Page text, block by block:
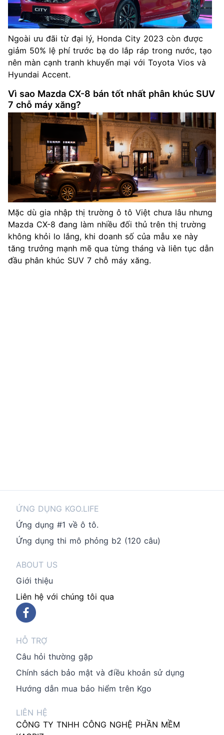
Ngoài ưu đãi từ đại lý, Honda City 2023 còn được
giảm 50% lệ phí trước bạ do lắp ráp trong nước, tạo
nên màn cạnh tranh khuyến mại với Toyota Vios và
Hyundai Accent.
Vì sao Mazda CX-8 bán tốt nhất phân khúc SUV
7 chỗ máy xăng?
Mặc dù gia nhập thị trường ô tô Việt chưa lâu nhưng
Mazda CX-8 đang làm nhiều đối thủ trên thị trường
không khỏi lo lắng, khi doanh số của mẫu xe này
tăng trưởng mạnh mẽ qua từng tháng và liên tục dẫn
đầu phân khúc SUV 7 chỗ máy xăng.
ỨNG DỤNG KGO.LIFE
Ứng dụng #1 về ô tô.
Ứng dụng thi mô phỏng b2 (120 câu)
ABOUT US
Giới thiệu
Liên hệ với chúng tôi qua
HỖ TRỢ
Câu hỏi thường gặp
Chính sách bảo mật và điều khoản sử dụng
Hướng dẫn mua bảo hiểm trên Kgo
LIÊN HỆ
CÔNG TY TNHH CÔNG NGHỆ PHẦN MỀM